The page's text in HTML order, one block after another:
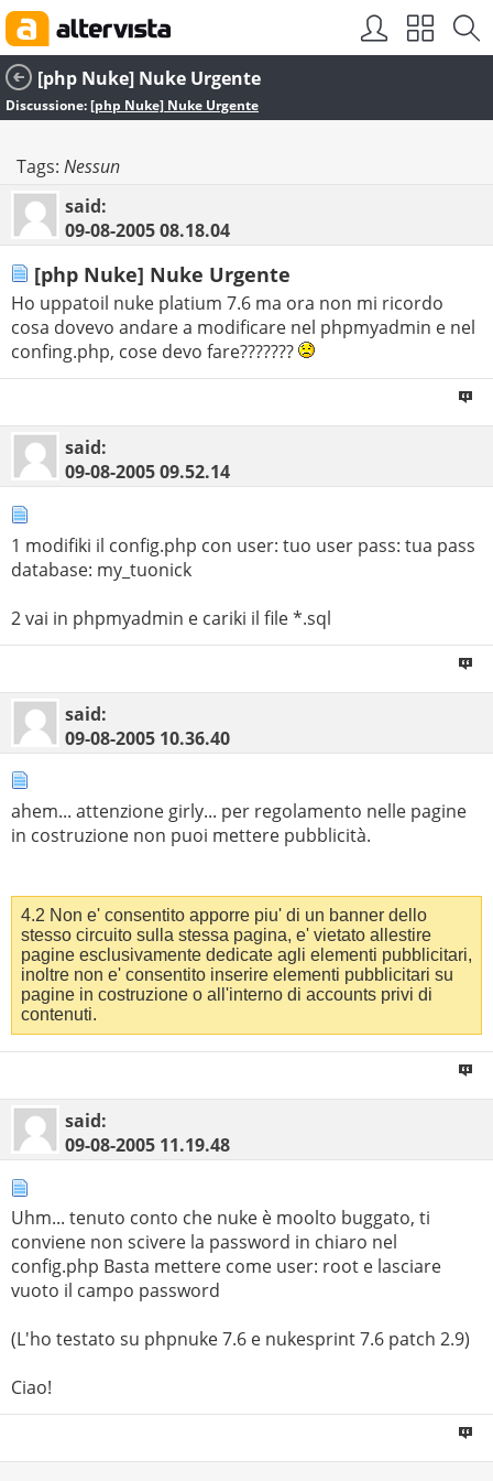
[php Nuke] Nuke Urgente
Discussione:[php Nuke] Nuke Urgente
Tags: Nessun
said:
09-08-200508.18.04
[php Nuke] Nuke Urgente
Ho uppatoil nuke platium 7.6 ma ora non mi ricordo
cosa dovevo andare a modificare nel phpmyadmin e nel
confing.php, cose devo fare???????
said:
09-08-200509.52.14
1 modifiki il config.php con user: tuo user pass: tua pass
database: my_tuonick
2 vai in phpmyadmin e cariki il file *.sql
said:
09-08-2005 10.36.40
ahem... attenzione girly... per regolamento nelle pagine
in costruzione non puoi mettere pubblicità.
4.2 Non e' consentito apporre piu' di un banner dello
stesso circuito sulla stessa pagina, e' vietato allestire
pagine esclusivamente dedicate agli elementi pubblicitari,
inoltre non e' consentito inserire elementi pubblicitari su
pagine in costruzione o all'interno di accounts privi di
contenuti.
said:
09-08-2005 11.19.48
Uhm... tenuto conto che nuke è moolto buggato, ti
conviene non scivere la password in chiaro nel
config.php Basta mettere come user: root e lasciare
vuoto il campo password
(L'ho testato su phpnuke 7.6 e nukesprint 7.6 patch 2.9)
Ciao!